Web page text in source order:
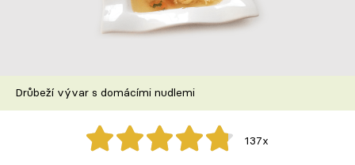
TV Program
Recepty z TV
Speciál: Cuketa
Drůbeží vývar s domácími nudlemi
137x